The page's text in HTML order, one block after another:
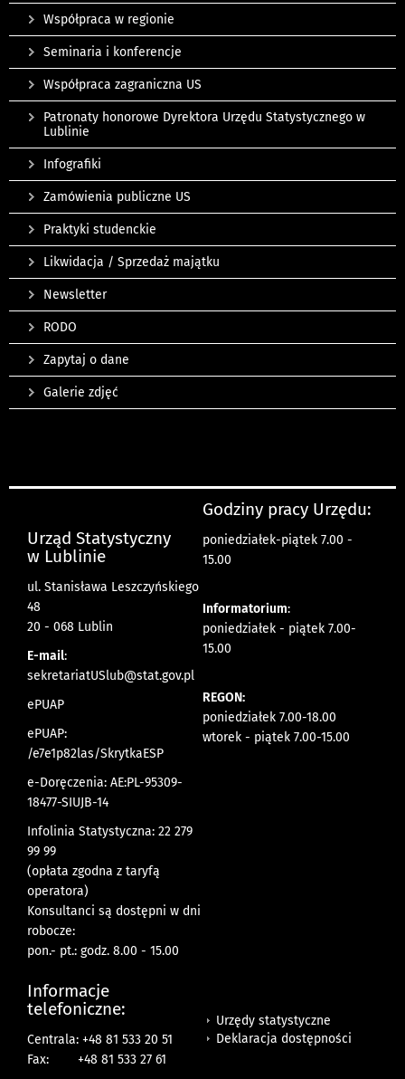
Współpraca w regionie
Seminaria i konferencje
Współpraca zagraniczna US
Patronaty honorowe Dyrektora Urzędu Statystycznego w
Lublinie
Infografiki
Zamówienia publiczne US
Praktyki studenckie
Likwidacja / Sprzedaż majątku
Newsletter
RODO
Zapytaj o dane
Galerie zdjęć
Urząd Statystyczny
w Lublinie
ul. Stanisława Leszczyńskiego
48
20 - 068 Lublin
E-mail:
sekretariatUSlub@stat.gov.pl
ePUAP
ePUAP:
/e7e1p82las/SkrytkaESP
e-Doręczenia: AE:PL-95309-
18477-SIUJB-14
Infolinia Statystyczna: 22 279
99 99
(opłata zgodna z taryfą
operatora)
Konsultanci są dostępni w dni
robocze:
pon.- pt.: godz. 8.00 - 15.00
Godziny pracy Urzędu:
poniedziałek-piątek 7.00 -
15.00
Informatorium:
poniedziałek - piątek 7.00-
15.00
REGON:
poniedziałek 7.00-18.00
wtorek - piątek 7.00-15.00
Informacje
telefoniczne:
Centrala: +48 81 533 20 51
Fax:
+48 81 533 27 61
Urzędy statystyczne
Deklaracja dostępności